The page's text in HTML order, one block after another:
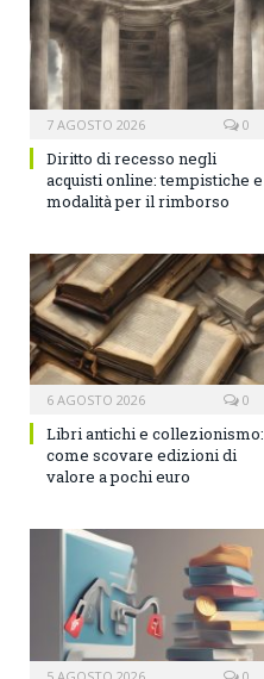
7 AGOSTO 2026 0
Diritto di recesso negli
acquisti online: tempistiche e
modalità per il rimborso
6 AGOSTO 2026 0
Libri antichi e collezionismo:
come scovare edizioni di
valore a pochi euro